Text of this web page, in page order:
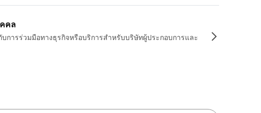
คล
การร่วมมือทางธุรกิจหรือบริการสำหรับบริษัทผู้ประกอบการและ